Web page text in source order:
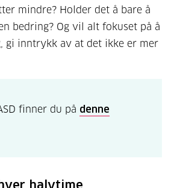
mindre? Holder det å bare å
bedring? Og vil alt fokuset på å
gi inntrykk av at det ikke er mer
finner du på denne
halvtime